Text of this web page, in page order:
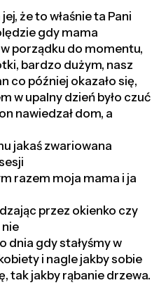
że to właśnie ta Pani
gdy mama
w porządku do momentu,
bardzo dużym, nasz
co później okazało się,
w upalny dzień było czuć
nawiedzał dom, a
jakaś zwariowana
razem moja mama i ja
przez okienko czy
dnia gdy stałyśmy w
i nagle jakby sobie
tak jakby rąbanie drzewa.